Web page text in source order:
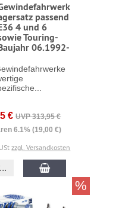
passend
4 und 6
Touring-
06.1992-
€ UVP 313,95 €
6.1% (19,00 €)
zzgl. Versandkosten
%